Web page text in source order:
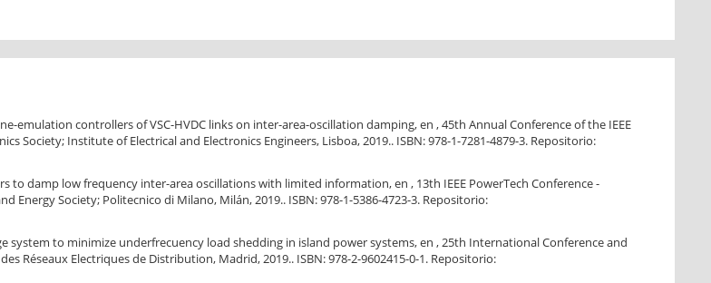
emulation controllers of VSC-HVDC links on inter-area-oscillation damping, en , 45th Annual Conference of the IEEE
Society; Institute of Electrical and Electronics Engineers, Lisboa, 2019.. ISBN: 978-1-7281-4879-3. Repositorio:
to damp low frequency inter-area oscillations with limited information, en , 13th IEEE PowerTech Conference -
Energy Society; Politecnico di Milano, Milán, 2019.. ISBN: 978-1-5386-4723-3. Repositorio:
system to minimize underfrecuency load shedding in island power systems, en , 25th International Conference and
Réseaux Electriques de Distribution, Madrid, 2019.. ISBN: 978-2-9602415-0-1. Repositorio: